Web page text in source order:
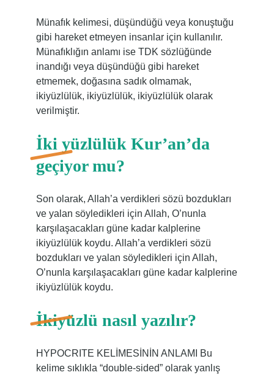
Münafık kelimesi, düşündüğü veya konuştuğu
gibi hareket etmeyen insanlar için kullanılır.
Münafıklığın anlamı ise TDK sözlüğünde
inandığı veya düşündüğü gibi hareket
etmemek, doğasına sadık olmamak,
ikiyüzlülük, ikiyüzlülük, ikiyüzlülük olarak
verilmiştir.
İki yüzlülük Kur’an’da
geçiyor mu?
Son olarak, Allah’a verdikleri sözü bozdukları
ve yalan söyledikleri için Allah, O’nunla
karşılaşacakları güne kadar kalplerine
ikiyüzlülük koydu. Allah’a verdikleri sözü
bozdukları ve yalan söyledikleri için Allah,
O’nunla karşılaşacakları güne kadar kalplerine
ikiyüzlülük koydu.
İkiyüzlü nasıl yazılır?
HYPOCRITE KELİMESİNİN ANLAMI Bu
kelime sıklıkla “double-sided” olarak yanlış